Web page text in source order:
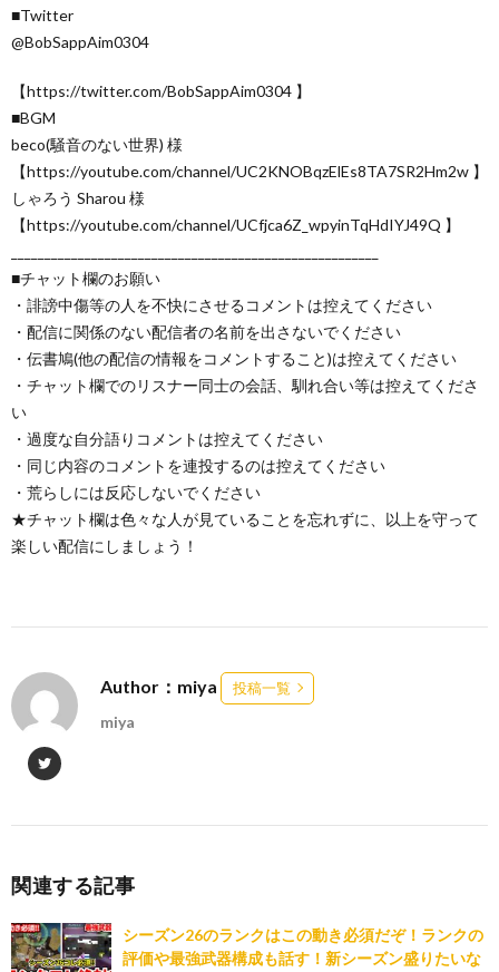
■Twitter
@BobSappAim0304
【https://twitter.com/BobSappAim0304 】
■BGM
beco(騒音のない世界) 様
【https://youtube.com/channel/UC2KNOBqzElEs8TA7SR2Hm2w 】
しゃろう Sharou 様
【https://youtube.com/channel/UCfjca6Z_wpyinTqHdIYJ49Q 】
■チャット欄のお願い
・誹謗中傷等の人を不快にさせるコメントは控えてください
・配信に関係のない配信者の名前を出さないでください
・伝書鳩(他の配信の情報をコメントすること)は控えてください
・チャット欄でのリスナー同士の会話、馴れ合い等は控えてくださ
い
・過度な自分語りコメントは控えてください
・同じ内容のコメントを連投するのは控えてください
・荒らしには反応しないでください
★チャット欄は色々な人が見ていることを忘れずに、以上を守って
楽しい配信にしましょう！
Author：miya 投稿一覧
miya
関連する記事
シーズン26のランクはこの動き必須だぞ！ランクの
評価や最強武器構成も話す！新シーズン盛りたいな